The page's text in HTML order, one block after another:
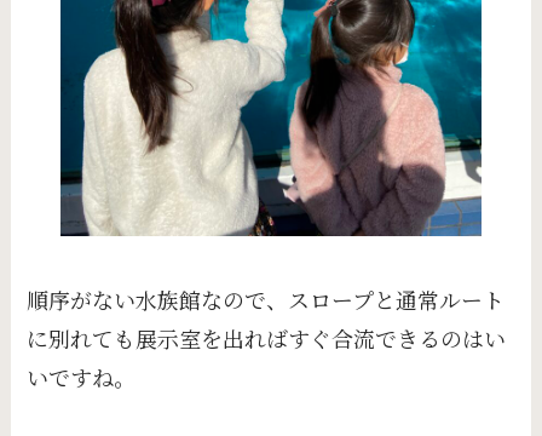
順序がない水族館なので、スロープと通常ルート
に別れても展示室を出ればすぐ合流できるのはい
いですね。